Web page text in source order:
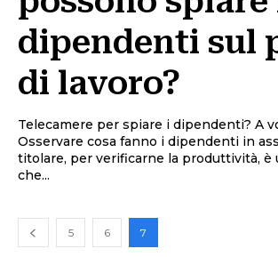
dipendenti sul
di lavoro?
Telecamere per spiare i dipendenti? A
Osservare cosa fanno i dipendenti in
titolare, per verificarne la produttività, è
che...
5 6 7